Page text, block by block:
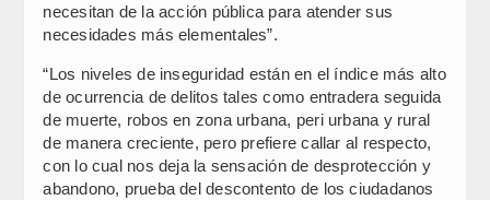
necesitan de la acción pública para atender sus
necesidades más elementales”.
“Los niveles de inseguridad están en el índice más alto
de ocurrencia de delitos tales como entradera seguida
de muerte, robos en zona urbana, peri urbana y rural
de manera creciente, pero prefiere callar al respecto,
con lo cual nos deja la sensación de desprotección y
abandono, prueba del descontento de los ciudadanos